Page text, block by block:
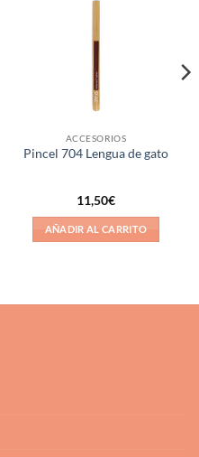
ACCESORIOS
Pincel 704 Lengua de gato
11,50€
AÑADIR AL CARRITO